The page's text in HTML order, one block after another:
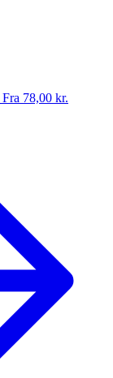
Fra 78,00 kr.